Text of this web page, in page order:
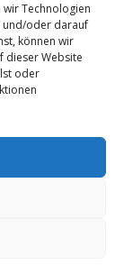
Technologien
und/oder darauf
können wir
dieser Website
oder